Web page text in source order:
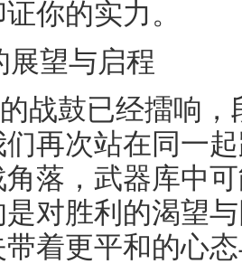
你的实力。
展望与启程
战鼓已经擂响
再次站在同一
落，武器库中
对胜利的渴望
着更平和的心